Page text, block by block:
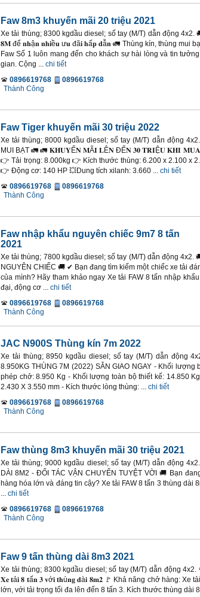
Faw 8m3 khuyến mãi 20 triệu 2021
Xe tải thùng; 8300 kgdầu diesel; số tay (M/T) dẫn động 4x2.
𝟖𝐌 để 𝐧𝐡ậ𝐧 𝐧𝐡𝐢ề𝐮 ư𝐮 đã𝐢 𝐡ấ𝐩 𝐝ẫ𝐧 🚛 Thùng kín, thùng mui
Faw Số 1 luôn mang đến cho khách sự hài lòng và tin
gian. Cộng ... chi tiết
0896619768
0896619768
Thành Công
Faw Tiger khuyến mãi 30 triệu 2022
Xe tải thùng; 8000 kgdầu diesel; số tay (M/T) dẫn động
MUI BẠT 🚛 🚛 𝐊𝐇𝐔𝐘Ế𝐍 𝐌Ã𝐈 𝐋Ê𝐍 ĐẾ𝐍 𝟑𝟎 𝐓𝐑𝐈Ệ𝐔 𝐊𝐇𝐈 𝐌𝐔𝐀
👉 Tải trọng: 8.000kg 👉 Kích thước thùng: 6.200 x 2.100 x
👉 Động cơ: 140 HP 💥Dung tích xilanh: 3.660 ... chi tiết
0896619768
0896619768
Thành Công
Faw nhập khẩu nguyên chiếc 9m7 8 tấn
2021
Xe tải thùng; 7800 kgdầu diesel; số tay (M/T) dẫn động 4x2.
NGUYÊN CHIẾC 🚚 ✔ Bạn đang tìm kiếm một chiếc xe tải
của mình? Hãy tham khảo ngay Xe tải FAW 8 tấn nhập
đại, động cơ ... chi tiết
0896619768
0896619768
Thành Công
JAC N900S Thùng kín 7m 2022
Xe tải thùng; 8950 kgdầu diesel; số tay (M/T) dẫn động
8.950KG THÙNG 7M (2022) SẴN GIAO NGAY - Khối lượng
phép chở: 8.950 Kg - Khối lượng toàn bộ thiết kế: 14.850
2.430 X 3.550 mm - Kích thước lòng thùng: ... chi tiết
0896619768
0896619768
Thành Công
Faw thùng 8m3 khuyến mãi 30 triệu 2021
Xe tải thùng; 9000 kgdầu diesel; số tay (M/T) dẫn động
DÀI 8M2 - ĐỐI TÁC VẬN CHUYỂN TUYỆT VỜI 🚚 Bạn
hàng hóa lớn và đáng tin cậy? Xe tải FAW 8 tấn 3 thùng dài
... chi tiết
0896619768
0896619768
Thành Công
Faw 9 tấn thùng dài 8m3 2021
Xe tải thùng; 8300 kgdầu diesel; số tay (M/T) dẫn động
𝐗𝐞 𝐭ả𝐢 𝟖 𝐭ấ𝐧 𝟑 𝐯ớ𝐢 𝐭𝐡ù𝐧𝐠 𝐝à𝐢 𝟖𝐦𝟐 🚩 Khả năng chở hàng: Xe
lớn, với tải trọng tối đa lên đến 8 tấn 3. Kích thước thùng dài